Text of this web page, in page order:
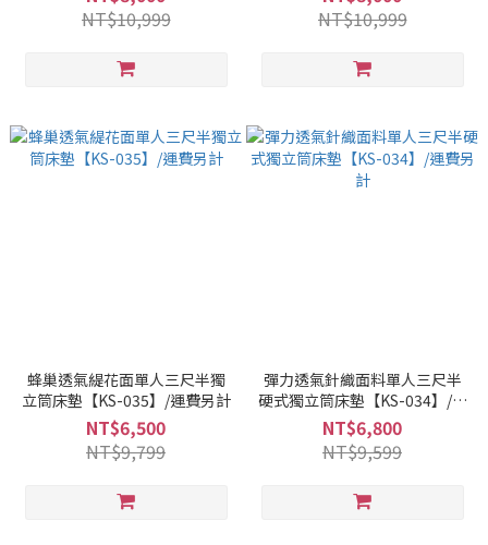
NT$10,999
NT$10,999
蜂巢透氣緹花面單人三尺半獨
立筒床墊【KS-035】/運費另計
NT$6,500
NT$9,799
彈力透氣針織面料單人三尺半
硬式獨立筒床墊【KS-034】/運
費另計
NT$6,800
NT$9,599